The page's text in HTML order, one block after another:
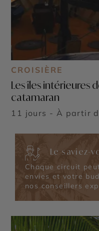
CROISIÈRE
Les îles intérieures
catamaran
11 jours - À partir
Le saviez-
Chaque circuit
envies et votre
nos conseillers